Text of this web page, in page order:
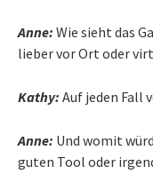
Anne: Wie sieht das
lieber vor Ort oder
Kathy: Auf jeden Fall
Anne: Und womit
guten Tool oder